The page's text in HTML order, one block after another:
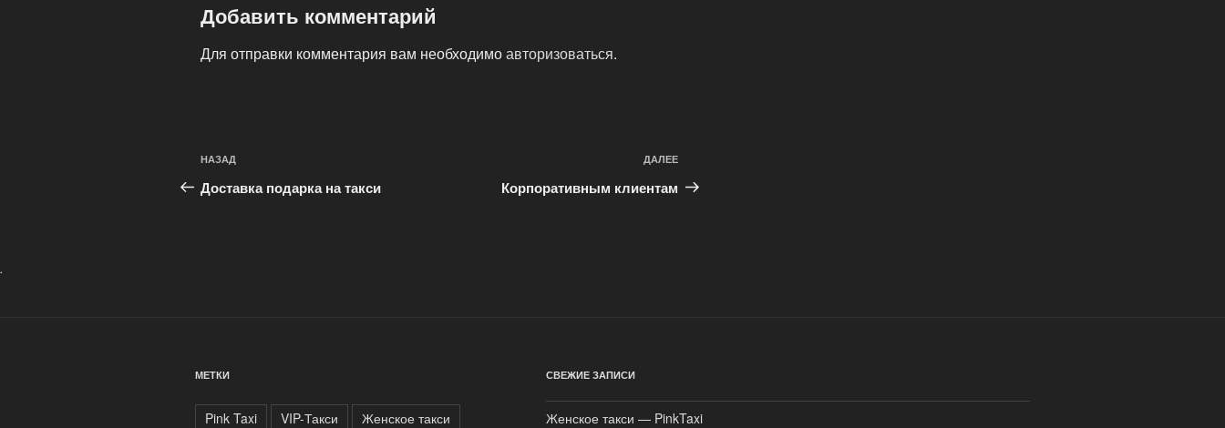
Добавить комментарий
Для отправки комментария вам необходимоавторизоваться.
Навигация
по
Предыдущая
запись:
НАЗАД
Доставка подарка на такси
запись
ДАЛЕЕ
Корпоративным клиентам
.
МЕТКИ
Pink Taxi VIP-Такси
Женское такси
СВЕЖИЕ ЗАПИСИ
Женское такси — PinkTaxi